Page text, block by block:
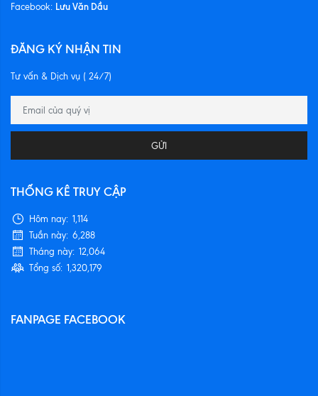
Facebook: Lưu Văn Dầu
ĐĂNG KÝ NHẬN TIN
Tư vấn & Dịch vụ ( 24/7)
GỬI
THỐNG KÊ TRUY CẬP
Hôm nay: 1,114
Tuần này: 6,288
Tháng này: 12,064
Tổng số: 1,320,179
FANPAGE FACEBOOK